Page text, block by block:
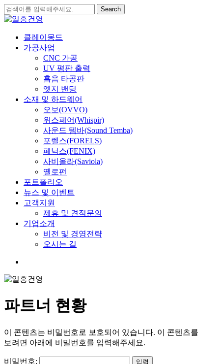
Skip
to
main
content
Search
Close
search
Menu
클레이몽드
가공사업
CNC 가공
UV 평판 출력
흡음 타공판
엣지 밴딩
소재 및 하드웨어
오보(OVVO)
위스페어(Whispir)
사운드 템바(Sound Temba)
포렐스(FORELS)
페닉스(FENIX)
사비올라(Saviola)
옐로펀
포트폴리오
뉴스 및 이벤트
고객지원
제휴 및 견적문의
기업소개
비전 및 경영전략
오시는 길
파트너 현황
이 콘텐츠는 비밀번호로 보호되어 있습니다. 이 콘텐츠를
보려면 아래에 비밀번호를 입력해주세요.
비밀번호: